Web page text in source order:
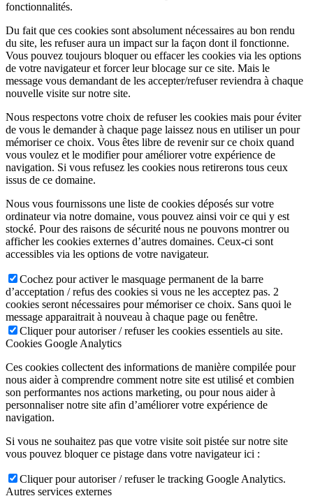
fonctionnalités.
Du fait que ces cookies sont absolument nécessaires au bon rendu
du site, les refuser aura un impact sur la façon dont il fonctionne.
Vous pouvez toujours bloquer ou effacer les cookies via les options
de votre navigateur et forcer leur blocage sur ce site. Mais le
message vous demandant de les accepter/refuser reviendra à chaque
nouvelle visite sur notre site.
Nous respectons votre choix de refuser les cookies mais pour éviter
de vous le demander à chaque page laissez nous en utiliser un pour
mémoriser ce choix. Vous êtes libre de revenir sur ce choix quand
vous voulez et le modifier pour améliorer votre expérience de
navigation. Si vous refusez les cookies nous retirerons tous ceux
issus de ce domaine.
Nous vous fournissons une liste de cookies déposés sur votre
ordinateur via notre domaine, vous pouvez ainsi voir ce qui y est
stocké. Pour des raisons de sécurité nous ne pouvons montrer ou
afficher les cookies externes d’autres domaines. Ceux-ci sont
accessibles via les options de votre navigateur.
Cochez pour activer le masquage permanent de la barre
d’acceptation / refus des cookies si vous ne les acceptez pas. 2
cookies seront nécessaires pour mémoriser ce choix. Sans quoi le
message apparaitrait à nouveau à chaque page ou fenêtre.
Cliquer pour autoriser / refuser les cookies essentiels au site.
Cookies Google Analytics
Ces cookies collectent des informations de manière compilée pour
nous aider à comprendre comment notre site est utilisé et combien
son performantes nos actions marketing, ou pour nous aider à
personnaliser notre site afin d’améliorer votre expérience de
navigation.
Si vous ne souhaitez pas que votre visite soit pistée sur notre site
vous pouvez bloquer ce pistage dans votre navigateur ici :
Cliquer pour autoriser / refuser le tracking Google Analytics.
Autres services externes